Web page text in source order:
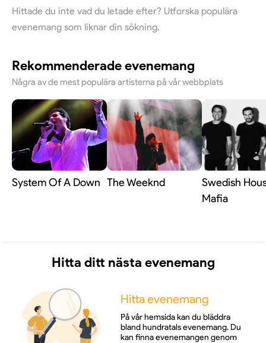
Hittade du inte vad du letade efter? Utforska populära
evenemang som liknar din sökning.
Rekommenderade evenemang
Några av de mest populära artisterna på vår webbplats
System Of A Down The Weeknd
Swedish
Mafia
Hitta ditt nästa evenemang
Hitta evenemang
På vår hemsida kan du bläddra
bland hundratals evenemang. Du
kan finna evenemangen genom